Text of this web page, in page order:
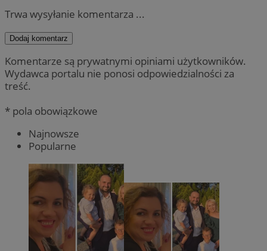
Trwa wysyłanie komentarza ...
Dodaj komentarz
Komentarze są prywatnymi opiniami użytkowników.
Wydawca portalu nie ponosi odpowiedzialności za
treść.
* pola obowiązkowe
Najnowsze
Popularne